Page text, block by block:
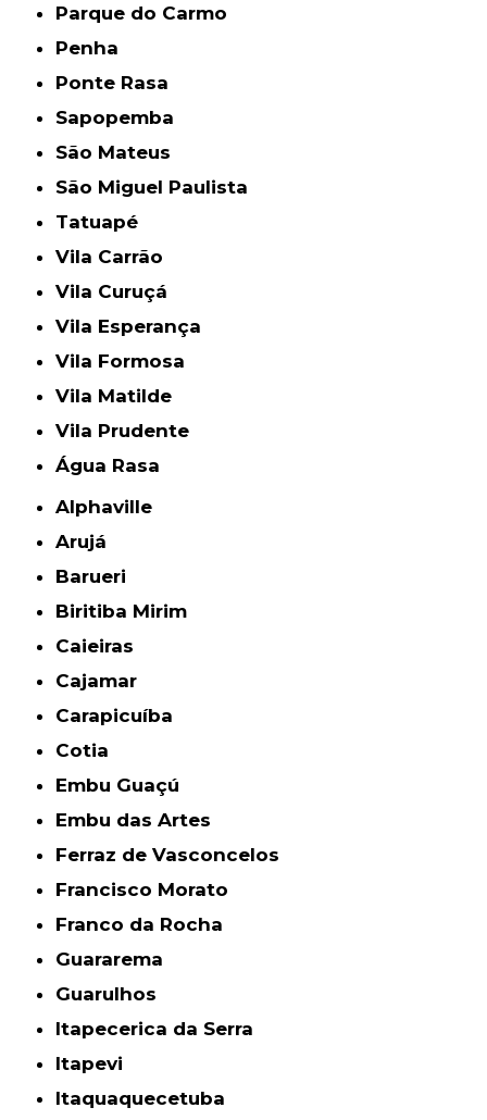
Parque do Carmo
Penha
Ponte Rasa
Sapopemba
São Mateus
São Miguel Paulista
Tatuapé
Vila Carrão
Vila Curuçá
Vila Esperança
Vila Formosa
Vila Matilde
Vila Prudente
Água Rasa
Alphaville
Arujá
Barueri
Biritiba Mirim
Caieiras
Cajamar
Carapicuíba
Cotia
Embu Guaçú
Embu das Artes
Ferraz de Vasconcelos
Francisco Morato
Franco da Rocha
Guararema
Guarulhos
Itapecerica da Serra
Itapevi
Itaquaquecetuba